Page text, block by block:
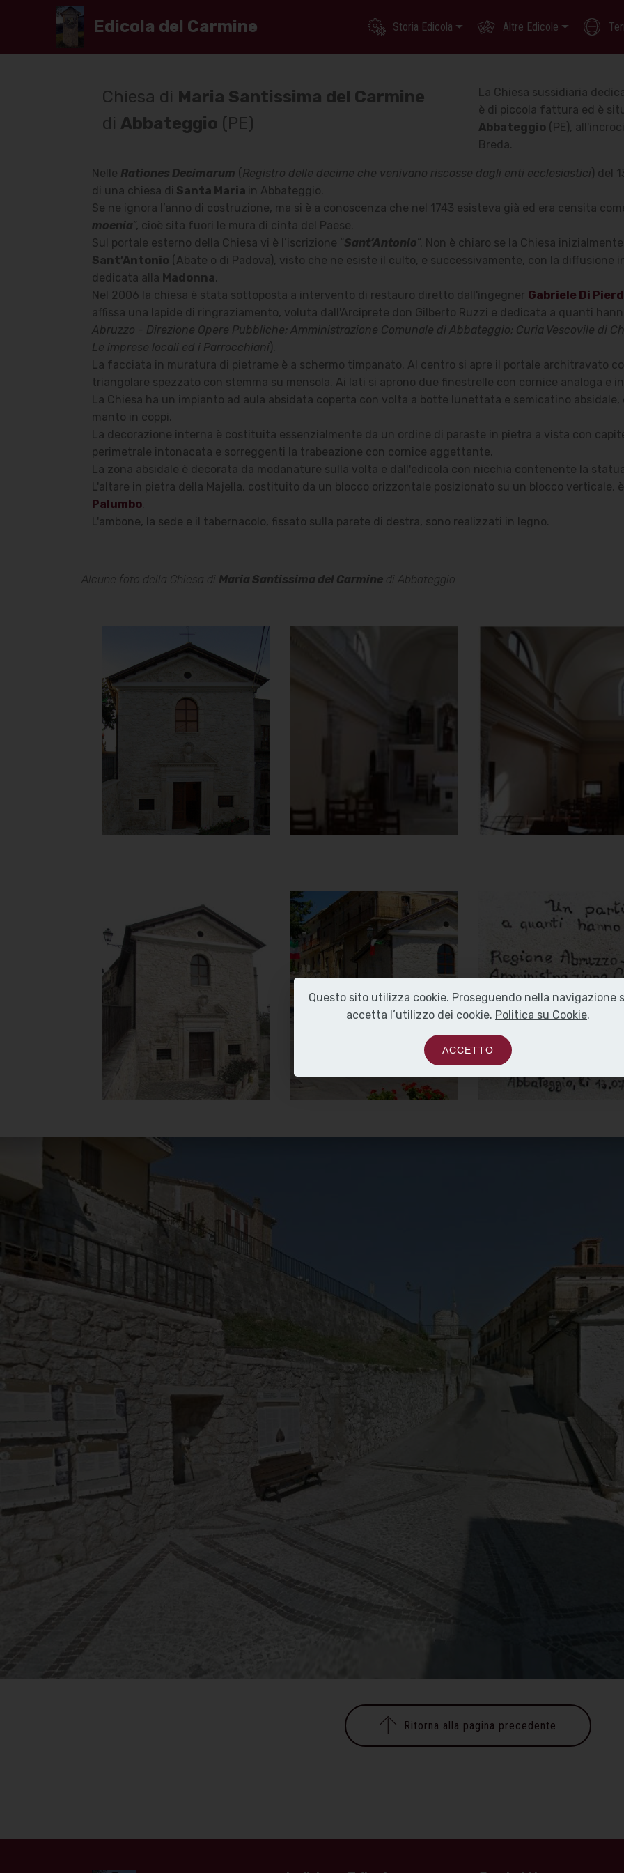
Chiesa di Maria Santissima del Carmine
di Abbateggio (PE)
La Chiesa sussidiaria
è di piccola fattura ed è
Abbateggio (PE),
Breda.
Nelle Rationes Decimarum ( Registro delle decime che venivano riscosse dagli enti ecclesiastici) del
di una chiesa di Santa Maria in Abbateggio.
Se ne ignora l’anno di costruzione, ma si è a conoscenza che nel 1743 esisteva già ed era censita
moenia”, cioè sita fuori le mura di cinta del Paese.
Sul portale esterno della Chiesa vi è l’iscrizione “Sant’Antonio”. Non è chiaro se la Chiesa
Sant’Antonio (Abate o di Padova), visto che ne esiste il culto, e successivamente, con la diffusione
dedicata alla Madonna.
Nel 2006 la chiesa è stata sottoposta a intervento di restauro diretto dall'ingegner Gabriele Di
affissa una lapide di ringraziamento, voluta dall'Arciprete don Gilberto Ruzzi e dedicata a quanti
Abruzzo - Direzione Opere Pubbliche; Amministrazione Comunale di Abbateggio; Curia Vescovile di
Le imprese locali ed i Parrocchiani).
La facciata in muratura di pietrame è a schermo timpanato. Al centro si apre il portale architravato
triangolare spezzato con stemma su mensola. Ai lati si aprono due finestrelle con cornice analoga
La Chiesa ha un impianto ad aula absidata coperta con volta a botte lunettata e semicatino
manto in coppi.
La decorazione interna è costituita essenzialmente da un ordine di paraste in pietra a vista con
perimetrale intonacata e sorreggenti la trabeazione con cornice aggettante.
La zona absidale è decorata da modanature sulla volta e dall'edicola con nicchia contenente la
L'altare in pietra della Majella, costituito da un blocco orizzontale posizionato su un blocco
Palumbo.
L'ambone, la sede e il tabernacolo, fissato sulla parete di destra, sono realizzati in legno.
Alcune foto della Chiesa di Maria Santissima del Carmine di Abbateggio
Chiesa di Maria
Santissima del
Carmine
Chiesa di Maria
Chiesa di Maria
Santissima del
Controfacciata
Chiesa di Maria
Santissima del
Carmine
Clicca per ingrandire
Chiesa di Maria
Santissima del
Carmine
Vista
[
Clicca per ingrandire
Chiesa di Maria
Carmine
Lapide affissa in
occasione del restauro
del 2006
Clicca per ingrandire
]
Ritorna alla pagina precedente
Edicola del Carmine Storia Edicola Altre Edicole
Questo sito utilizza cookie. Proseguendo nella navigazione
accetta l’utilizzo dei cookie. Politica su Cookie.
ACCETTO